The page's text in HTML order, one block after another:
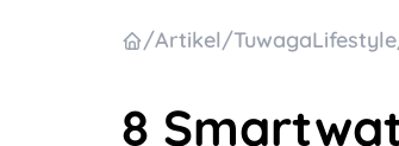
/Artikel/TuwagaLifestyle
8